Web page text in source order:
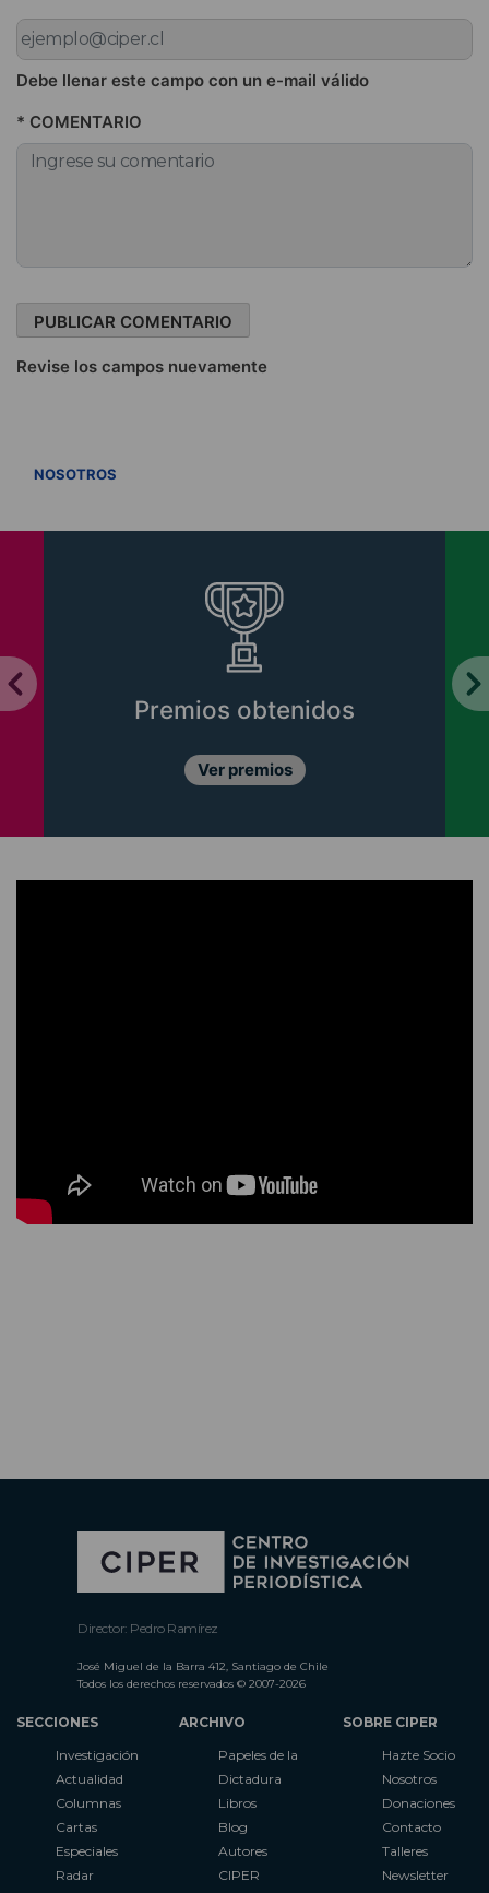
Debe llenar este campo con un e-mail válido
* COMENTARIO
Revise los campos nuevamente
NOSOTROS
Premios obtenidos
Ver premios
Director: Pedro Ramírez
José Miguel de la Barra 412, Santiago de Chile
Todos los derechos reservados © 2007-2026
SECCIONES
Investigación
Actualidad
Columnas
Cartas
Especiales
Radar
ARCHIVO
Papeles de la
Dictadura
Libros
Blog
Autores
CIPER
SOBRE CIPER
Hazte Socio
Nosotros
Donaciones
Contacto
Talleres
Newsletter